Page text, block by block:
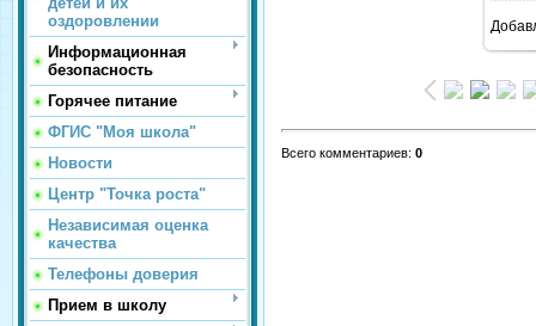
оздоровлении
Информационная
безопасность
Горячее питание
ФГИС "Моя школа"
Новости
Центр "Точка роста"
Независимая оценка
качества
Телефоны доверия
Прием в школу
Всего комментариев: 0